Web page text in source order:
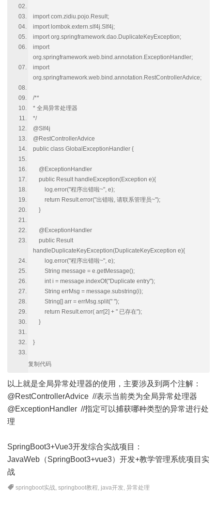
import com.zidiu.pojo.Result;
import lombok.extern.slf4j.Slf4j;
import org.springframework.dao.DuplicateKeyException;
import
org.springframework.web.bind.annotation.ExceptionHandler;
import
org.springframework.web.bind.annotation.RestControllerAdvice;
/**
* 全局异常处理器
*/
@Slf4j
@RestControllerAdvice
public class GlobalExceptionHandler {
@ExceptionHandler
public Result handleException(Exception e){
log.error("程序出错啦~", e);
return Result.error("出错啦, 请联系管理员~");
}
@ExceptionHandler
public Result
handleDuplicateKeyException(DuplicateKeyException e){
log.error("程序出错啦~", e);
String message = e.getMessage();
int i = message.indexOf("Duplicate entry");
String errMsg = message.substring(i);
String[] arr = errMsg.split(" ");
return Result.error( arr[2] + " 已存在");
}
}
复制代码
以上就是全局异常处理器的使用，主要涉及到两个注解：
@RestControllerAdvice //表示当前类为全局异常处理器
@ExceptionHandler //指定可以捕获哪种类型的异常进行处
理
SpringBoot3+Vue3开发综合实战项目：
JavaWeb（SpringBoot3+vue3）开发+教学管理系统项目实
战
springboot实战 ,springboot教程 java开发 ,异常处理